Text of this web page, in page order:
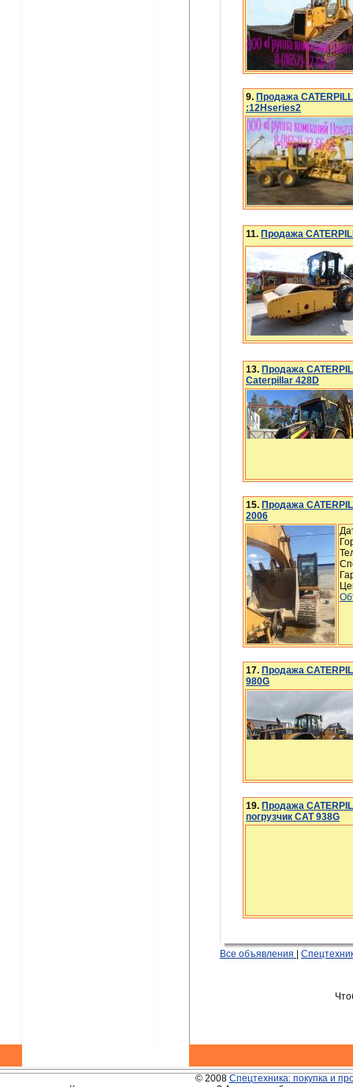
9. Продажа
:12Hseries2
11. Продажа
13. Продажа
Caterpillar 428D
15. Продажа
2006
17. Продажа
980G
19. Продажа
погрузчик CAT 938G
Все объявления
© 2008 Спецтехника: покупка и